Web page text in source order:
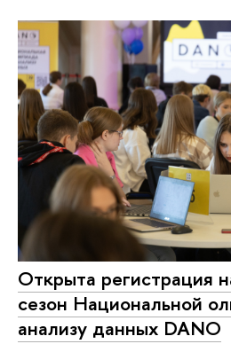
Открыта регистрация
сезон Национальной
анализу данных DANO